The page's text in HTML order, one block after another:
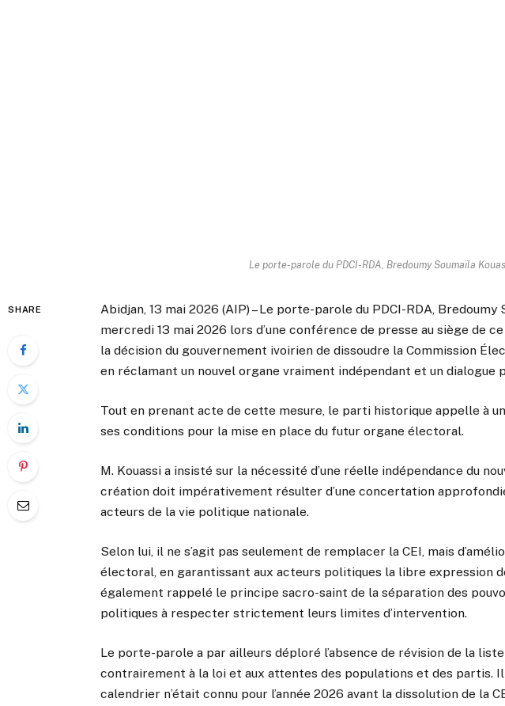
Le porte-parole du PDCI-RDA, Bredoumy Soumaïla
SHARE
Abidjan, 13 mai 2026 (AIP) – Le porte-parole du PDCI-RDA, Bredoumy
mercredi 13 mai 2026 lors d’une conférence de presse au siège de
la décision du gouvernement ivoirien de dissoudre la Commission
en réclamant un nouvel organe vraiment indépendant et un dialogue
Tout en prenant acte de cette mesure, le parti historique appelle à
ses conditions pour la mise en place du futur organe électoral.
M. Kouassi a insisté sur la nécessité d’une réelle indépendance du
création doit impérativement résulter d’une concertation
acteurs de la vie politique nationale.
Selon lui, il ne s’agit pas seulement de remplacer la CEI, mais
électoral, en garantissant aux acteurs politiques la libre expression
également rappelé le principe sacro-saint de la séparation des
politiques à respecter strictement leurs limites d’intervention.
Le porte-parole a par ailleurs déploré l’absence de révision de la
contrairement à la loi et aux attentes des populations et des partis. Il
calendrier n’était connu pour l’année 2026 avant la dissolution de la